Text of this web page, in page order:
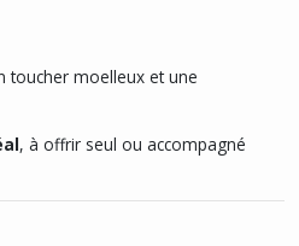
toucher moelleux et une
, à offrir seul ou accompagné